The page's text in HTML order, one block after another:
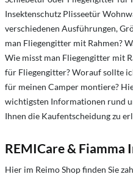
Insektenschutz Plisseetür
verschiedenen Ausführungen,
man Fliegengitter mit Rahmen?
Wie misst man Fliegengitter mit
für Fliegengitter? Worauf sollte
für meinen Camper montiere?
wichtigsten Informationen rund
Ihnen die Kaufentscheidung zu
REMICare & Fiamma
Hier im Reimo Shop finden Sie